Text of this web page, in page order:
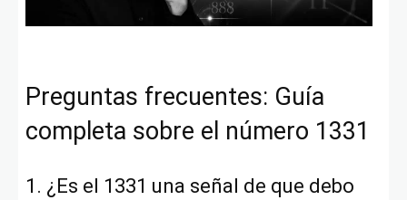
Preguntas frecuentes: Guía
completa sobre el número 1331
1. ¿Es el 1331 una señal de que debo